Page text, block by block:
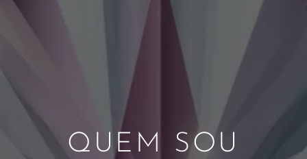
QUEM SOU